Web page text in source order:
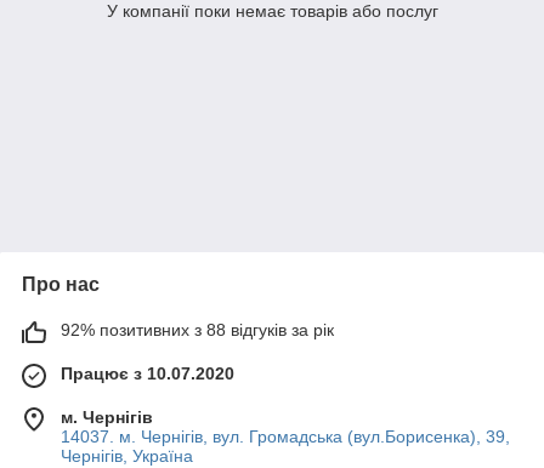
У компанії поки немає товарів або послуг
Про нас
92% позитивних з 88 відгуків за рік
Працює з 10.07.2020
м. Чернігів
14037. м. Чернігів, вул. Громадська (вул.Борисенка), 39,
Чернігів, Україна